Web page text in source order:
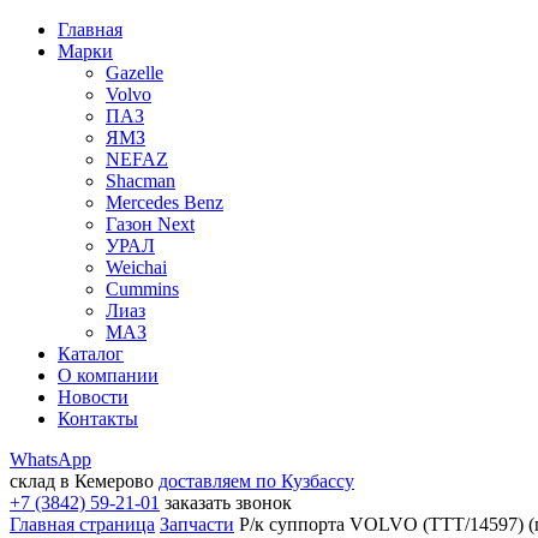
Главная
Марки
Gazelle
Volvo
ПАЗ
ЯМЗ
NEFAZ
Shacman
Mercedes Benz
Газон Next
УРАЛ
Weichai
Cummins
Лиаз
МАЗ
Каталог
О компании
Новости
Контакты
WhatsApp
склад в Кемерово доставляем по Кузбассу
+7 (3842) 59-21-01 заказать звонок
Главная страница Запчасти Р/к суппорта VOLVO (TTT/14597)